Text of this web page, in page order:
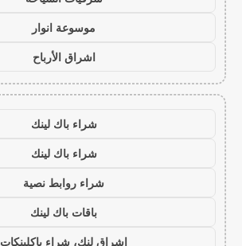
موسوعة انوار
اشراق الأرباح
شراء باك لينك
شراء باك لينك
شراء روابط نصية
باقات باك لينك
اشراق لنك، شراء باكلينكات